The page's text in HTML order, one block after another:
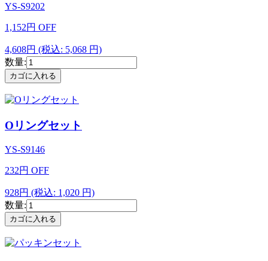
YS-S9202
1,152円 OFF
4,608円 (税込: 5,068 円)
数量:
Oリングセット
YS-S9146
232円 OFF
928円 (税込: 1,020 円)
数量: